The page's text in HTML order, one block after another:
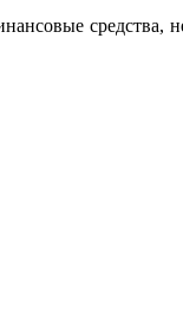
средства,